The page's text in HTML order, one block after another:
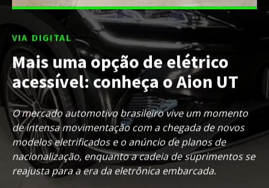
VIA DIGITAL
Mais uma opção de elétrico
acessível: conheça o Aion UT
O mercado automotivo brasileiro vive um momento
de intensa movimentação com a chegada de novos
modelos eletrificados e o anúncio de planos de
nacionalização, enquanto a cadeia de suprimentos se
reajusta para a era da eletrônica embarcada.